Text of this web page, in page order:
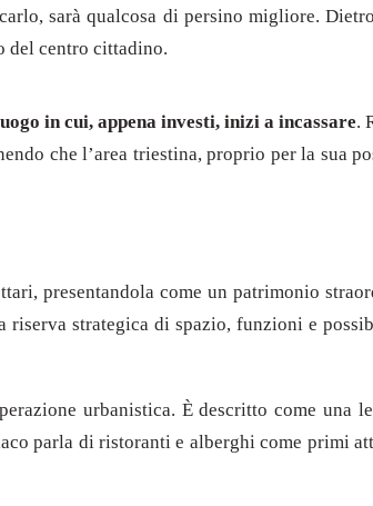
sarà qualcosa di persino migliore.
del centro cittadino.
in cui, appena investi, inizi a incassare.
che l’area triestina, proprio per la sua
presentandola come un patrimonio
strategica di spazio, funzioni e
urbanistica. È descritto come una
parla di ristoranti e alberghi come primi